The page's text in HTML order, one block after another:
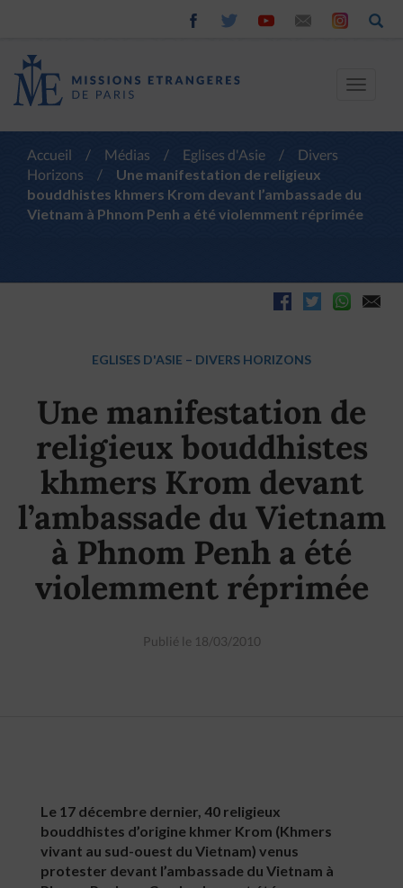
Toggle
Accueil / Médias / Eglises d'Asie /
Divers
Horizons
/
Une manifestation de religieux
bouddhistes khmers Krom devant l’ambassade du
Vietnam à Phnom Penh a été violemment réprimée
EGLISES D'ASIE – DIVERS HORIZONS
Une manifestation de
religieux bouddhistes
khmers Krom devant
l’ambassade du Vietnam
à Phnom Penh a été
violemment réprimée
Publié le 18/03/2010
Le 17 décembre dernier, 40 religieux
bouddhistes d’origine khmer Krom (Khmers
vivant au sud-ouest du Vietnam) venus
protester devant l’ambassade du Vietnam à